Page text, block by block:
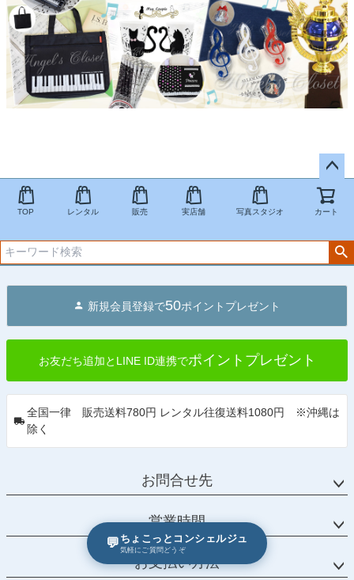
💬 ちょこっとコンシェルジュ
気軽にご質問どうぞ
ペー
ジト
TOP レンタル 販売 実店舗 写真スタジオ カート
新規会員登録で50ポイントプレゼント
お友だち追加とLINE ID連携でポイントプレゼント
全国一律 販売送料780円 レンタル往復送料1080円 ※沖縄は
除く
お問合せ先
営業時間
お支払い方法